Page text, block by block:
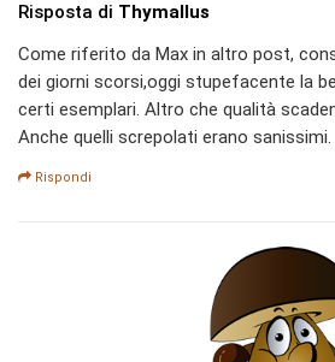
Risposta di Thymallus
Come riferito da Max in altro post,
dei giorni scorsi,oggi stupefacente la
certi esemplari. Altro che qualità
Anche quelli screpolati erano sanissimi.
Rispondi